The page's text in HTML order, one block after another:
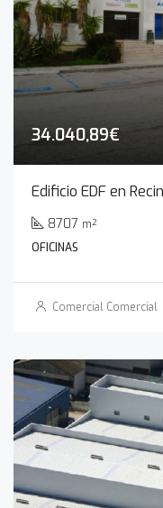
34.040,89€
8707 m²
OFICINAS
Comercial Comercial